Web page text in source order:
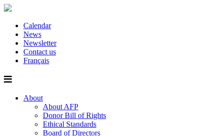
Calendar
News
Newsletter
Contact us
Français
About
About AFP
Donor Bill of Rights
Ethical Standards
Board of Directors